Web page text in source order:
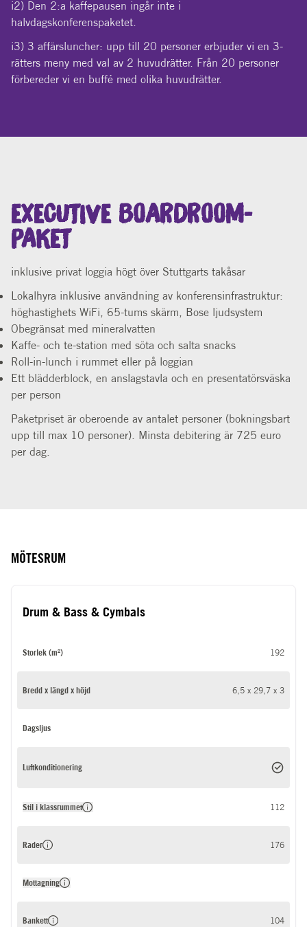
i2) Den 2:a kaffepausen ingår inte i
halvdagskonferenspaketet.
i3) 3 affärsluncher: upp till 20 personer erbjuder vi en 3-
rätters meny med val av 2 huvudrätter. Från 20 personer
förbereder vi en buffé med olika huvudrätter.
EXECUTIVE BOARDROOM-
PAKET
inklusive privat loggia högt över Stuttgarts takåsar
Lokalhyra inklusive användning av konferensinfrastruktur:
höghastighets WiFi, 65-tums skärm, Bose ljudsystem
Obegränsat med mineralvatten
Kaffe- och te-station med söta och salta snacks
Roll-in-lunch i rummet eller på loggian
Ett blädderblock, en anslagstavla och en presentatörsväska
per person
Paketpriset är oberoende av antalet personer (bokningsbart
upp till max 10 personer). Minsta debitering är 725 euro
per dag.
MÖTESRUM
Drum & Bass & Cymbals
Storlek (m²) 192
Bredd x längd x höjd 6,5 x 29,7 x 3
Dagsljus
Luftkonditionering
Stil i klassrummet 112
Rader 176
Mottagning
Bankett 104